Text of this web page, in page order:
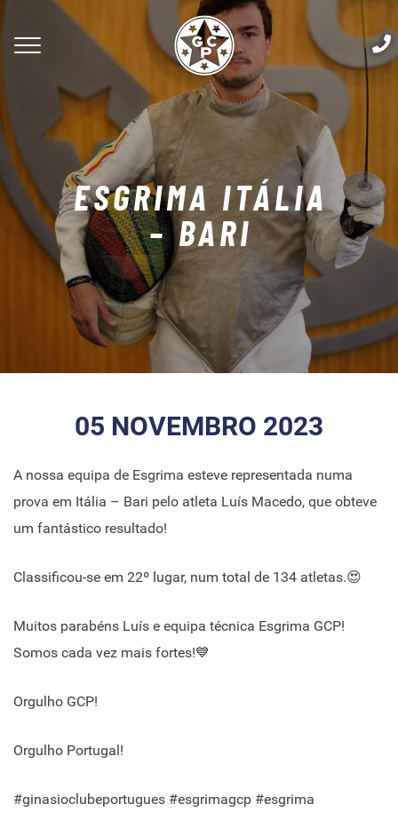
ESGRIMA ITÁLIA
– BARI
05 NOVEMBRO 2023
A nossa equipa de Esgrima esteve representada numa
prova em Itália – Bari pelo atleta Luís Macedo, que obteve
um fantástico resultado!
Classificou-se em 22º lugar, num total de 134 atletas.😍
Muitos parabéns Luís e equipa técnica Esgrima GCP!
Somos cada vez mais fortes!💙
Orgulho GCP!
Orgulho Portugal!
#ginasioclubeportugues #esgrimagcp #esgrima